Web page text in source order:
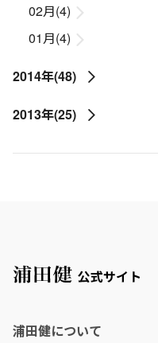
02月(4)
01月(4)
2014年(48)
2013年(25)
浦田健について